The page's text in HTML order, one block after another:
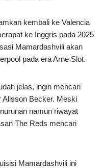
kembali ke Valencia
ke Inggris pada 2025
Mamardashvili akan
pada era Arne Slot.
jelas, ingin mencari
Alisson Becker. Meski
namun riwayat
The Reds mencari
Mamardashvili ini